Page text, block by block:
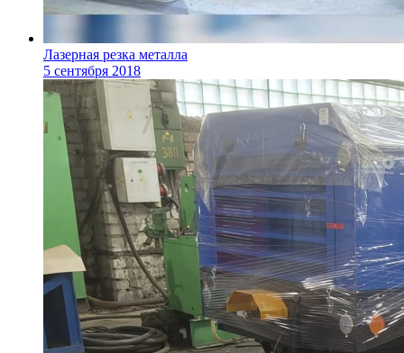
Лазерная резка металла
5 сентября 2018